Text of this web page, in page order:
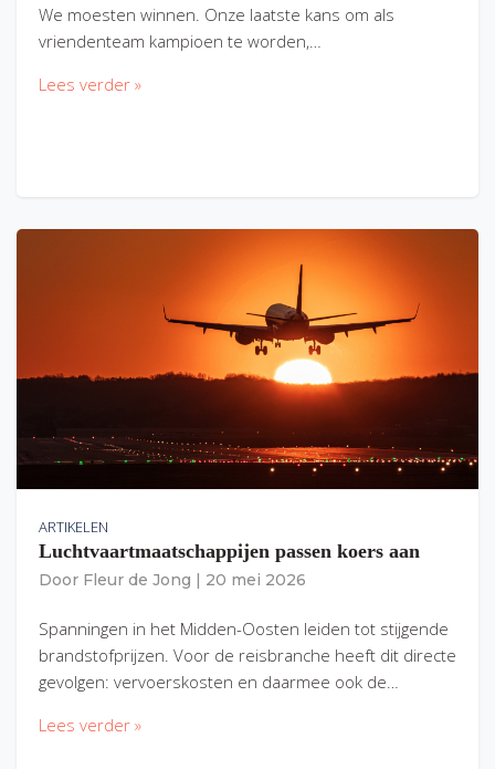
We moesten winnen. Onze laatste kans om als
vriendenteam kampioen te worden,…
Lees verder »
ARTIKELEN
Luchtvaartmaatschappijen passen koers aan
Door Fleur de Jong 20 mei 2026
Spanningen in het Midden-Oosten leiden tot stijgende
brandstofprijzen. Voor de reisbranche heeft dit directe
gevolgen: vervoerskosten en daarmee ook de…
Lees verder »